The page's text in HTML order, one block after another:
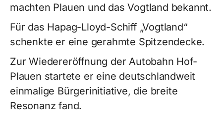
machten Plauen und das Vogtland bekannt.
Für das Hapag-Lloyd-Schiff „Vogtland“
schenkte er eine gerahmte Spitzendecke.
Zur Wiedereröffnung der Autobahn Hof-
Plauen startete er eine deutschlandweit
einmalige Bürgerinitiative, die breite
Resonanz fand.